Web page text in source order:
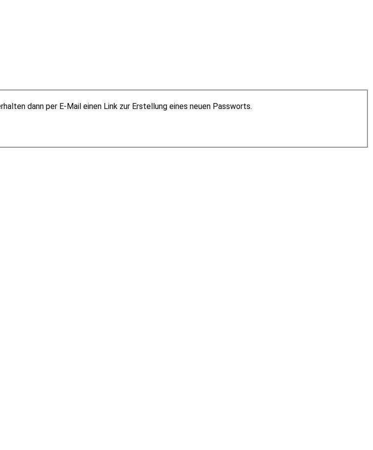
dann per E-Mail einen Link zur Erstellung eines neuen Passworts.